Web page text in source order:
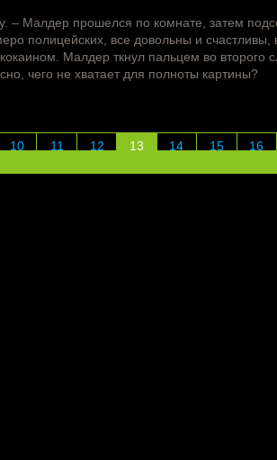
– Малдер прошелся по комнате, затем
полицейских, все довольны и счастливы,
Малдер ткнул пальцем во
чего не хватает для полноты картины?
10 11 12 13 14 15 16